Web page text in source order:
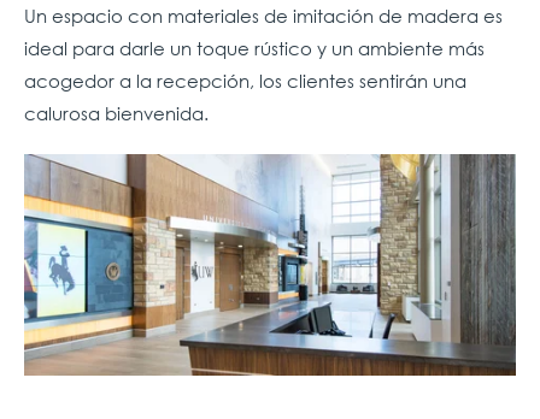
Un espacio con materiales de imitación de madera es
ideal para darle un toque rústico y un ambiente más
acogedor a la recepción, los clientes sentirán una
calurosa bienvenida.